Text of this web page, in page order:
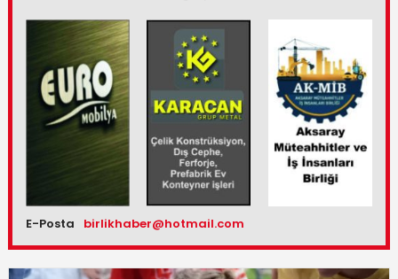
E-Posta birlikhaber@hotmail.com